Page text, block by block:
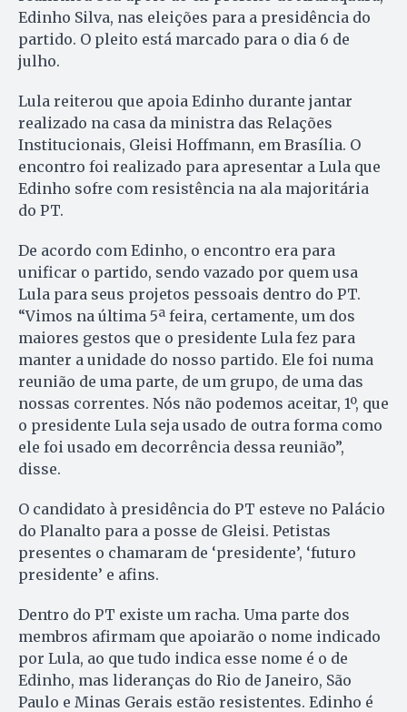
Edinho Silva, nas eleições para a presidência do
partido. O pleito está marcado para o dia 6 de
julho.
Lula reiterou que apoia Edinho durante jantar
realizado na casa da ministra das Relações
Institucionais, Gleisi Hoffmann, em Brasília. O
encontro foi realizado para apresentar a Lula que
Edinho sofre com resistência na ala majoritária
do PT.
De acordo com Edinho, o encontro era para
unificar o partido, sendo vazado por quem usa
Lula para seus projetos pessoais dentro do PT.
“Vimos na última 5ª feira, certamente, um dos
maiores gestos que o presidente Lula fez para
manter a unidade do nosso partido. Ele foi numa
reunião de uma parte, de um grupo, de uma das
nossas correntes. Nós não podemos aceitar, 1º, que
o presidente Lula seja usado de outra forma como
ele foi usado em decorrência dessa reunião”,
disse.
O candidato à presidência do PT esteve no Palácio
do Planalto para a posse de Gleisi. Petistas
presentes o chamaram de ‘presidente’, ‘futuro
presidente’ e afins.
Dentro do PT existe um racha. Uma parte dos
membros afirmam que apoiarão o nome indicado
por Lula, ao que tudo indica esse nome é o de
Edinho, mas lideranças do Rio de Janeiro, São
Paulo e Minas Gerais estão resistentes. Edinho é